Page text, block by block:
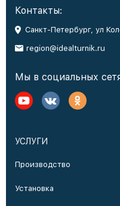
Контакты:
Санкт-Петербург, ул
region@idealturnik.ru
Мы в социальных
УСЛУГИ
Производство
Установка